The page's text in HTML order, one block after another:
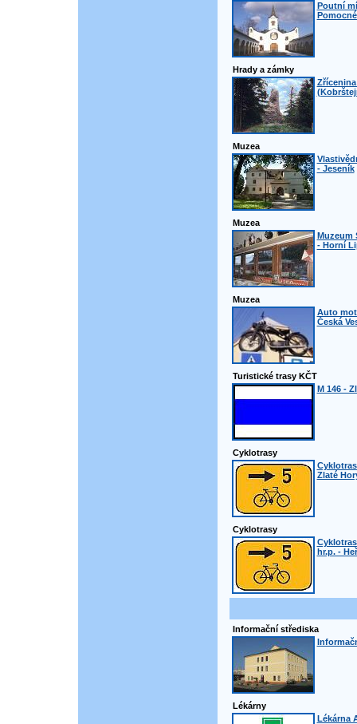
Poutní
Hrady a zámky
Muzea
- Jeseník
Muzea
Muzeum
- Horní
Muzea
Auto
Česká
Turistické trasy KČT
M 146 -
Cyklotrasy
Zlaté
Cyklotrasy
hr.p. -
Informační střediska
Lékárny
Lékárna